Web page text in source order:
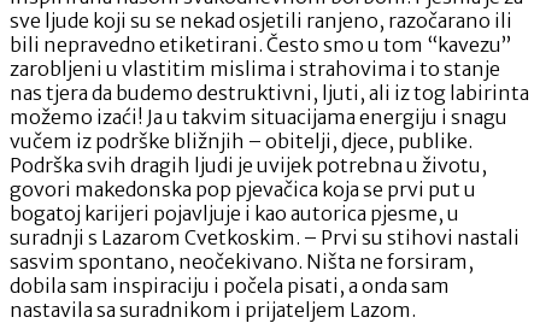
sve ljude koji su se nekad osjetili ranjeno, razočarano ili
bili nepravedno etiketirani. Često smo u tom “kavezu”
zarobljeni u vlastitim mislima i strahovima i to stanje
nas tjera da budemo destruktivni, ljuti, ali iz tog labirinta
možemo izaći! Ja u takvim situacijama energiju i snagu
vučem iz podrške bližnjih – obitelji, djece, publike.
Podrška svih dragih ljudi je uvijek potrebna u životu,
govori makedonska pop pjevačica koja se prvi put u
bogatoj karijeri pojavljuje i kao autorica pjesme, u
suradnji s Lazarom Cvetkoskim. – Prvi su stihovi nastali
sasvim spontano, neočekivano. Ništa ne forsiram,
dobila sam inspiraciju i počela pisati, a onda sam
nastavila sa suradnikom i prijateljem Lazom.